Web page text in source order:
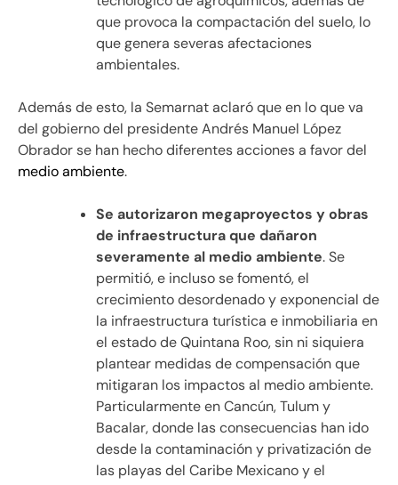
que provoca la compactación del suelo, lo
que genera severas afectaciones
ambientales.
Además de esto, la Semarnat aclaró que en lo que va
del gobierno del presidente Andrés Manuel López
Obrador se han hecho diferentes acciones a favor del
medio ambiente.
Se autorizaron megaproyectos y obras
de infraestructura que dañaron
severamente al medio ambiente. Se
permitió, e incluso se fomentó, el
crecimiento desordenado y exponencial de
la infraestructura turística e inmobiliaria en
el estado de Quintana Roo, sin ni siquiera
plantear medidas de compensación que
mitigaran los impactos al medio ambiente.
Particularmente en Cancún, Tulum y
Bacalar, donde las consecuencias han ido
desde la contaminación y privatización de
las playas del Caribe Mexicano y el